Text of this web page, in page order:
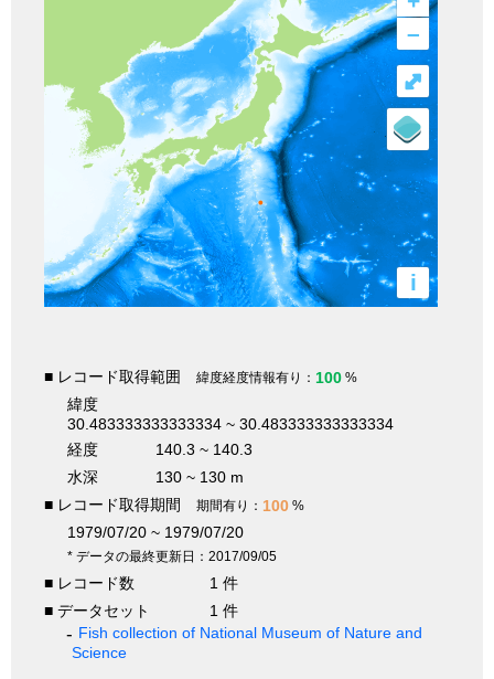
–
i
⤢
■ レコード取得範囲 緯度経度情報有り： 100 %
緯度
30.483333333333334 ~ 30.483333333333334
経度
140.3 ~ 140.3
水深
130 ~ 130 m
■ レコード取得期間
期間有り： 100 %
1979/07/20 ~ 1979/07/20
* データの最終更新日：2017/09/05
■ レコード数
1 件
■ データセット
1 件
Fish collection of National Museum of Nature and
Science